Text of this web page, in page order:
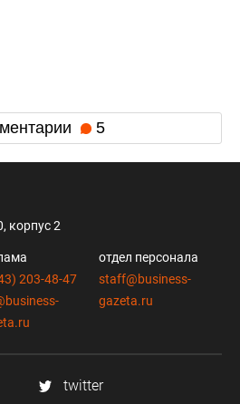
5
корпус 2
203-48-47
отдел персонала
staff@business-
gazeta.ru
twitter